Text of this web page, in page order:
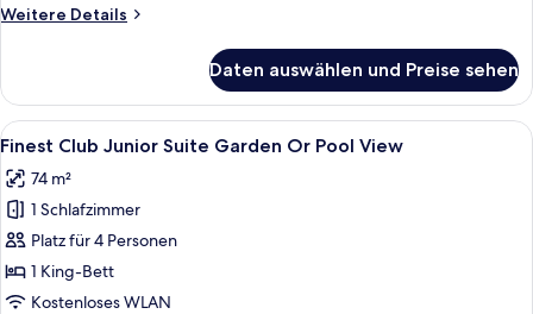
Weitere Details
Weitere
Family
Suite
Daten auswählen und Preise sehen
Alle
Fotos
für
Finest
Club
Junior
Suite
Ein modernes Hotelzimmer mit
9
Finest Club Junior Suite Garden Or Pool View
74 m²
1 Schlafzimmer
Platz für 4 Personen
1 King-Bett
Kostenloses WLAN